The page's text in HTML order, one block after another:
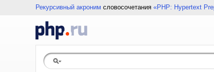
Рекурсивный акроним словосочетания «PHP: Hypertext